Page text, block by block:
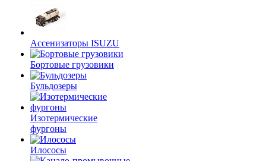
Ассенизаторы ISUZU
Бортовые грузовики
Бульдозеры
Изотермические
фургоны
Илососы